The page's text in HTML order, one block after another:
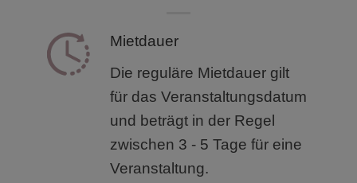
Mietdauer
Die reguläre Mietdauer gilt
für das Veranstaltungsdatum
und beträgt in der Regel
zwischen 3 - 5 Tage für eine
Veranstaltung.